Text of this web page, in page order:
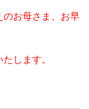
お母さま、お早
します。